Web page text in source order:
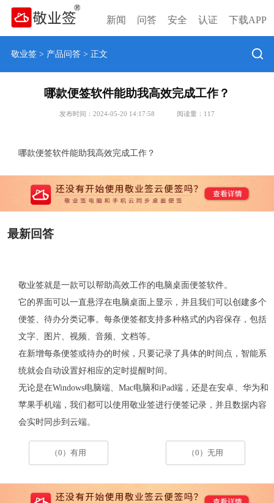
新闻 问答 安全 认证 下载APP
敬业签> 产品问答> 正文
哪款便签软件能助我高效完成工作？
发布时间：2024-05-20 14:17:58 阅读量： 117
哪款便签软件能助我高效完成工作？
最新回答
敬业签就是一款可以帮助高效工作的电脑桌面便签软件。
它的界面可以一直悬浮在电脑桌面上显示，并且我们可以创建多个
便签、待办分类记事。每条便签都支持多种格式的内容保存，包括
文字、图片、视频、音频、文档等。
在新增每条便签或待办的时候，只要记录了具体的时间点，智能系
统就会自动设置好相应的定时提醒时间。
无论是在Windows电脑端、Mac电脑和iPad端，还是在安卓、华为和
苹果手机端，我们都可以使用敬业签进行便签记录，并且数据内容
会实时同步到云端。
（0）有用 （0）无用